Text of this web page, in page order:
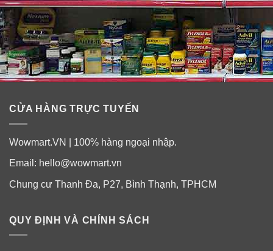
CỬA HÀNG TRỰC TUYẾN
Wowmart.VN | 100% hàng ngoại nhập.
Email: hello@wowmart.vn
Chung cư Thanh Đa, P27, Bình Thạnh, TPHCM
QUY ĐỊNH VÀ CHÍNH SÁCH